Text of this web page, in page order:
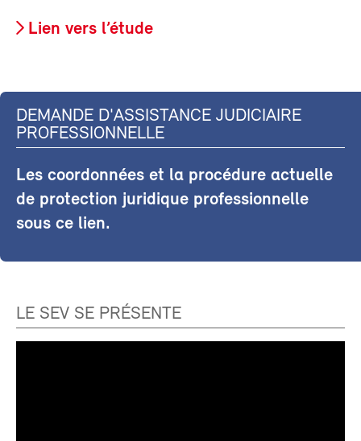
Lien vers l’étude
DEMANDE D'ASSISTANCE JUDICIAIRE
PROFESSIONNELLE
Les coordonnées et la procédure actuelle
de protection juridique professionnelle
sous ce lien.
LE SEV SE PRÉSENTE